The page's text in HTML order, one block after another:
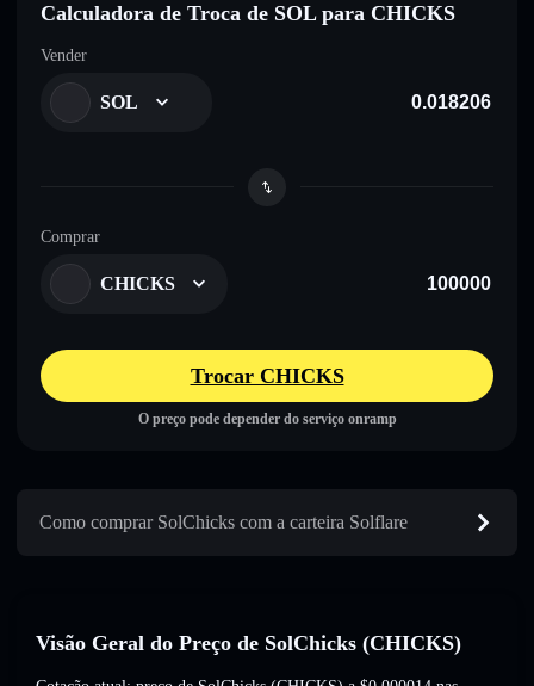
Calculadora de Troca de SOL para CHICKS
Vender
SOL
Comprar
CHICKS
Trocar CHICKS
O preço pode depender do serviço onramp
Como comprar SolChicks com a carteira Solflare
Visão Geral do Preço de SolChicks (CHICKS)